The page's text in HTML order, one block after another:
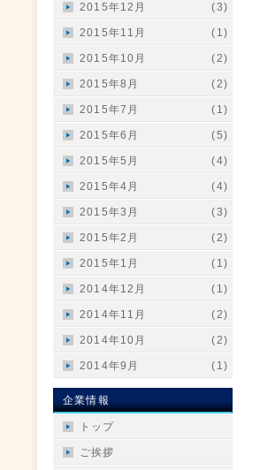
2015年12月 (3)
2015年11月 (1)
2015年10月 (2)
2015年8月 (2)
2015年7月 (1)
2015年6月 (5)
2015年5月 (4)
2015年4月 (4)
2015年3月 (3)
2015年2月 (2)
2015年1月 (1)
2014年12月 (1)
2014年11月 (2)
2014年10月 (2)
2014年9月 (1)
企業情報
トップ
ご挨拶